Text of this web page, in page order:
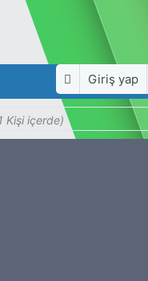
Giriş yap
Kişi içerde)